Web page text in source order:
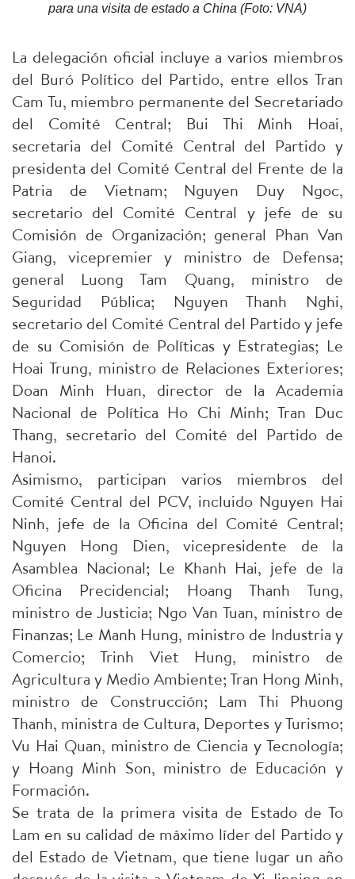
para una visita de estado a China (Foto: VNA)
La delegación oficial incluye a varios miembros
del Buró Político del Partido, entre ellos Tran
Cam Tu, miembro permanente del Secretariado
del Comité Central; Bui Thi Minh Hoai,
secretaria del Comité Central del Partido y
presidenta del Comité Central del Frente de la
Patria de Vietnam; Nguyen Duy Ngoc,
secretario del Comité Central y jefe de su
Comisión de Organización; general Phan Van
Giang, vicepremier y ministro de Defensa;
general Luong Tam Quang, ministro de
Seguridad Pública; Nguyen Thanh Nghi,
secretario del Comité Central del Partido y jefe
de su Comisión de Políticas y Estrategias; Le
Hoai Trung, ministro de Relaciones Exteriores;
Doan Minh Huan, director de la Academia
Nacional de Política Ho Chi Minh; Tran Duc
Thang, secretario del Comité del Partido de
Hanoi.
Asimismo, participan varios miembros del
Comité Central del PCV, incluido Nguyen Hai
Ninh, jefe de la Oficina del Comité Central;
Nguyen Hong Dien, vicepresidente de la
Asamblea Nacional; Le Khanh Hai, jefe de la
Oficina Precidencial; Hoang Thanh Tung,
ministro de Justicia; Ngo Van Tuan, ministro de
Finanzas; Le Manh Hung, ministro de Industria y
Comercio; Trinh Viet Hung, ministro de
Agricultura y Medio Ambiente; Tran Hong Minh,
ministro de Construcción; Lam Thi Phuong
Thanh, ministra de Cultura, Deportes y Turismo;
Vu Hai Quan, ministro de Ciencia y Tecnología;
y Hoang Minh Son, ministro de Educación y
Formación.
Se trata de la primera visita de Estado de To
Lam en su calidad de máximo líder del Partido y
del Estado de Vietnam, que tiene lugar un año